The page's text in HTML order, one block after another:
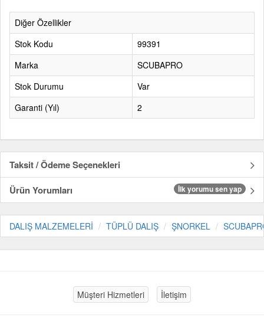
Diğer Özellikler
Stok Kodu
99391
Marka
SCUBAPRO
Stok Durumu
Var
Garanti (Yıl)
2
Taksit / Ödeme Seçenekleri
Ürün Yorumları
İlk yorumu sen yap
DALIŞ MALZEMELERİ TÜPLÜ DALIŞ ŞNORKEL
Müşteri Hizmetleri İletişim